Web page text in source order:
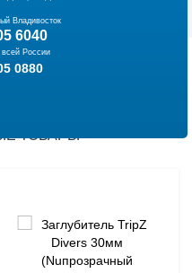
Владивосток
6040
всей России
0880
ТОВАРЫ